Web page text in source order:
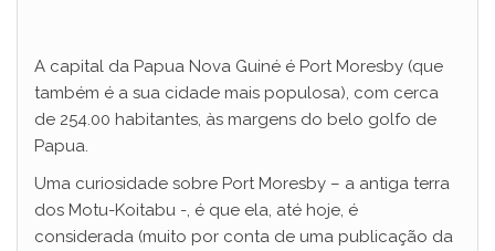
A capital da Papua Nova Guiné é Port Moresby (que
também é a sua cidade mais populosa), com cerca
de 254.00 habitantes, às margens do belo golfo de
Papua.
Uma curiosidade sobre Port Moresby – a antiga terra
dos Motu-Koitabu -, é que ela, até hoje, é
considerada (muito por conta de uma publicação da